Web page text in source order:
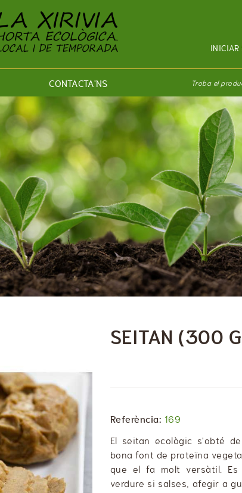
INICIAR
CONTACTA'NS Troba el
SEITAN (300
Referència: 169
El seitan ecològic s'obté
bona font de proteïna
que el fa molt versàtil.
verdure si salses, afegir a